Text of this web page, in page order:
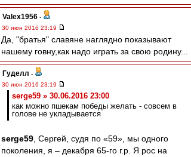
Valex1956 -
30 июн 2016 23:19
Да, "братья" славяне наглядно показывают
нашему говну,как надо играть за свою родину...
Гуделл -
30 июн 2016 23:19
serge59 » 30.06.2016 23:00
как можно пшекам победы желать - совсем в
голове не укладывается
serge59 , Сергей, судя по «59», мы одного
поколения, я – декабря 65-го г.р. Я рос на